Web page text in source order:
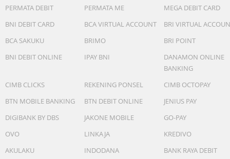
PERMATA DEBIT
PERMATA ME
MEGA DEBIT CARD
BNI DEBIT CARD
BCA VIRTUAL ACCOUNT
BRI VIRTUAL
BCA SAKUKU
BRIMO
BRI POINT
BNI DEBIT ONLINE
IPAY BNI
DANAMON ONLINE
BANKING
CIMB CLICKS
REKENING PONSEL
CIMB OCTOPAY
BTN MOBILE BANKING
BTN DEBIT ONLINE
JENIUS PAY
DIGIBANK BY DBS
JAKONE MOBILE
GO-PAY
OVO
LINKAJA
KREDIVO
AKULAKU
INDODANA BANK RAYA DEBIT